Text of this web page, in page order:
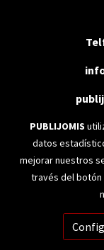
PUBLIJOMIS
datos
mejorar nuestros
través del botón